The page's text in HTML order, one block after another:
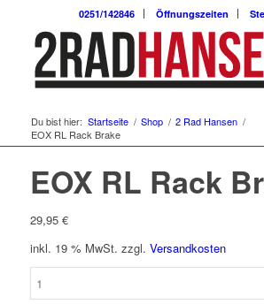
0251/142846 Öffnungszeiten
Du bist hier: Startseite / Shop / 2 Rad Hansen /
EOX RL Rack Brake
EOX RL Rack
29,95 €
inkl. 19 % MwSt. zzgl. Versandkosten